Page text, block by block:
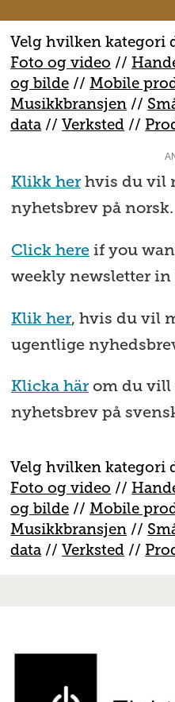
Velg hvilken kategori
Foto og video //
og bilde //Mobile
Musikkbransjen // S
data //Verksted //
Klikk herhvis du vil
nyhetsbrev på norsk.
Click hereif you
weekly newsletter in
Klik her, hvis du vil
ugentlige
Klicka härom du vill
nyhetsbrev på
Velg hvilken kategori
Foto og video //
og bilde //Mobile
Musikkbransjen // S
data //Verksted //